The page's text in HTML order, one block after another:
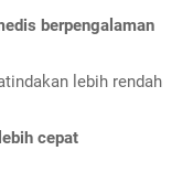
berpengalaman
lebih rendah
cepat